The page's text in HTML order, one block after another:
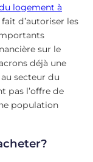
logement à
d’autoriser les
sur le
déjà une
secteur du
pas l’offre de
population